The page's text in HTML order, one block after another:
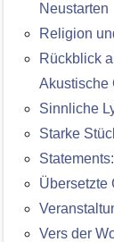
Neustarten
Religion
Rückblick
Akustische
Sinnliche
Starke
Übersetzte
Vers der